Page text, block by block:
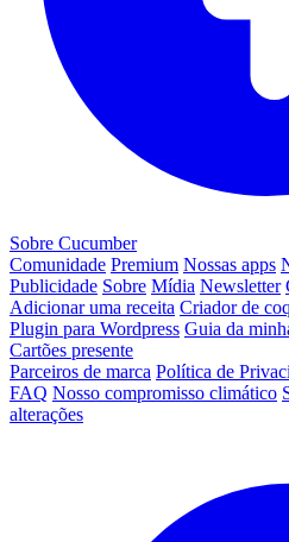
Sobre Cucumber
Comunidade Premium Nossas apps
Publicidade Sobre Mídia Newsletter
Adicionar uma receita Criador de
Plugin para Wordpress Guia da
Cartões presente
Parceiros de marca Política de
FAQ Nosso compromisso climático
alterações